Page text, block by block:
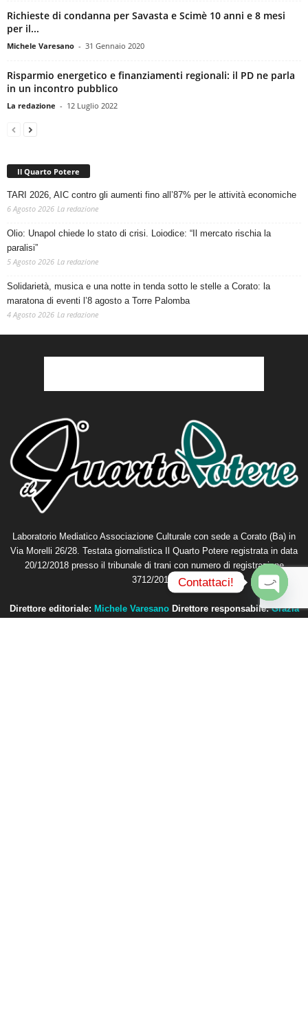
Richieste di condanna per Savasta e Scimè 10 anni e 8 mesi
per il...
Michele Varesano - 31 Gennaio 2020
Risparmio energetico e finanziamenti regionali: il PD ne parla
in un incontro pubblico
La redazione - 12 Luglio 2022
Il Quarto Potere
TARI 2026, AIC contro gli aumenti fino all’87% per le attività economiche
6 Agosto 2026 La redazione
Olio: Unapol chiede lo stato di crisi. Loiodice: “Il mercato rischia la
paralisi”
5 Agosto 2026 La redazione
Solidarietà, musica e una notte in tenda sotto le stelle a Corato: la
maratona di eventi l’8 agosto a Torre Palomba
4 Agosto 2026 La redazione
Laboratorio Mediatico Associazione Culturale con sede a Corato (Ba) in
Via Morelli 26/28. Testata giornalistica Il Quarto Potere registrata in data
20/12/2018 presso il tribunale di trani con numero di registrazione
3712/2018.
Direttore editoriale: Michele Varesano Direttore responsabile:Grazia
Contattaci!
O